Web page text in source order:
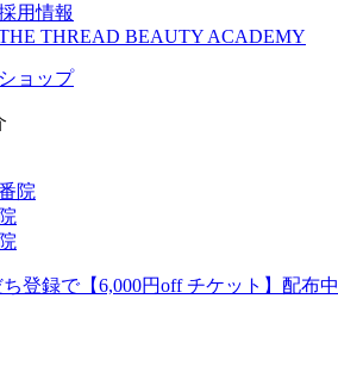
用情報
THREAD BEAUTY ACADEMY
ョップ
院
登録で【6,000円off チケット】配布中